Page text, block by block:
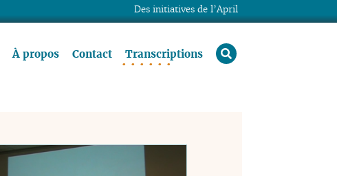
À propos Contact Transcriptions rechercher
Des initiatives de l’April